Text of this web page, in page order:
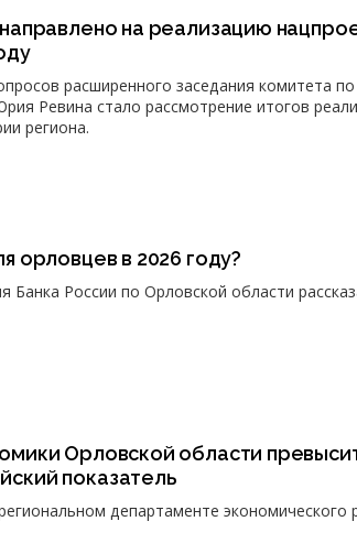
на реализацию
расширенного заседания комитета
Ревина стало рассмотрение итогов
региона.
орловцев в 2026 году?
Банка России по Орловской области
Орловской области
показатель
департаменте экономического